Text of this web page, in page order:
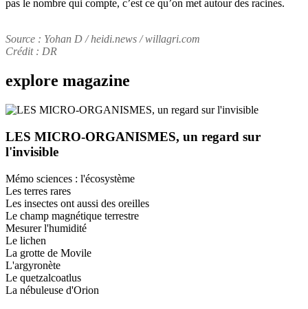
pas le nombre qui compte, c’est ce qu’on met autour des racines.
Source : Yohan D / heidi.news / willagri.com
Crédit : DR
explore magazine
LES MICRO-ORGANISMES, un regard sur
l'invisible
Mémo sciences : l'écosystème
Les terres rares
Les insectes ont aussi des oreilles
Le champ magnétique terrestre
Mesurer l'humidité
Le lichen
La grotte de Movile
L'argyronète
Le quetzalcoatlus
La nébuleuse d'Orion